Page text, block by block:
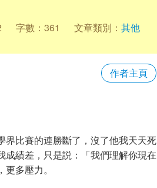
字數：361 文章類別： 其他
作者主頁
界比賽的連勝斷了，沒了他我天天死
績差，只是説：「我們理解你現在
多壓力。